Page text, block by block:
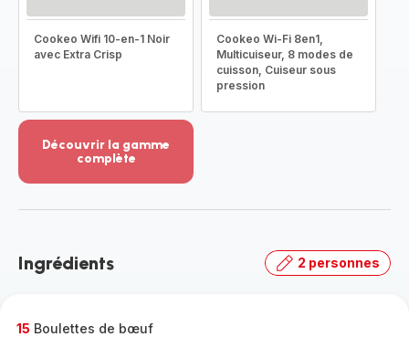
Cookeo Wifi 10-en-1 Noir
avec Extra Crisp
Cookeo Wi-Fi 8en1,
Multicuiseur, 8 modes de
cuisson, Cuiseur sous
pression
Découvrir la gamme
complète
-
gamme
Ingrédients 2 personnes
15 Boulettes de bœuf